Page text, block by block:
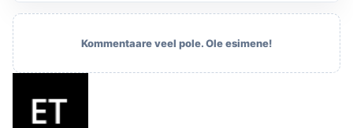
Kommentaare veel pole. Ole esimene!